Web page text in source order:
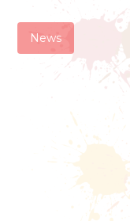
News